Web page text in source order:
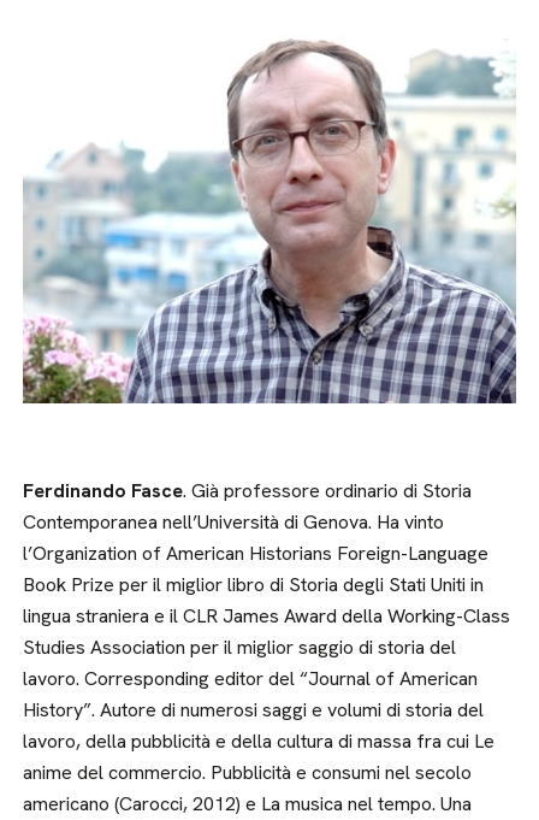
Ferdinando Fasce. Già professore ordinario di Storia
Contemporanea nell’Università di Genova. Ha vinto
l’Organization of American Historians Foreign-Language
Book Prize per il miglior libro di Storia degli Stati Uniti in
lingua straniera e il CLR James Award della Working-Class
Studies Association per il miglior saggio di storia del
lavoro. Corresponding editor del “Journal of American
History”. Autore di numerosi saggi e volumi di storia del
lavoro, della pubblicità e della cultura di massa fra cui Le
anime del commercio. Pubblicità e consumi nel secolo
americano (Carocci, 2012) e La musica nel tempo. Una